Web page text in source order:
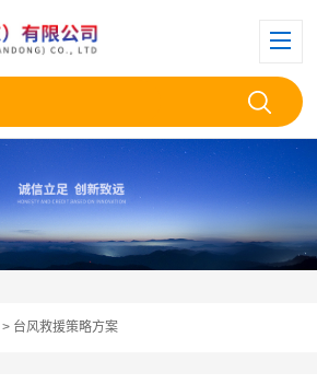
> 台风救援策略方案